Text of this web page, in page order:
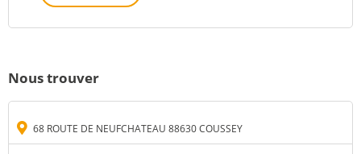
Nous trouver
68 ROUTE DE NEUFCHATEAU 88630 COUSSEY